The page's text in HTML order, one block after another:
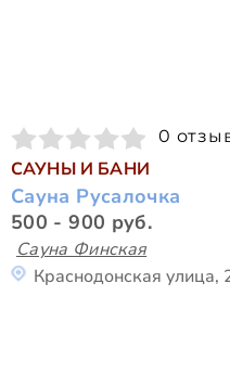
0
САУНЫ И БАНИ
Сауна Русалочка
500 - 900 руб.
Сауна Финская
Краснодонская улица,